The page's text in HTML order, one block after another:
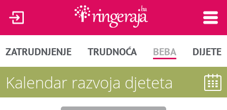
ZATRUDNJENJE TRUDNOĆA BEBA DIJETE
Kalendar razvoja djeteta